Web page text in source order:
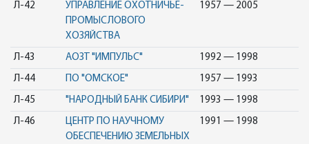
Л-42
УПРАВЛЕНИЕ ОХОТНИЧЬЕ-
ПРОМЫСЛОВОГО
ХОЗЯЙСТВА
1957 — 2005
Л-43 АОЗТ "ИМПУЛЬС" 1992 — 1998
Л-44 ПО "ОМСКОЕ" 1957 — 1993
Л-45 "НАРОДНЫЙ БАНК СИБИРИ" 1993 — 1998
Л-46
ЦЕНТР ПО НАУЧНОМУ
ОБЕСПЕЧЕНИЮ ЗЕМЕЛЬНЫХ
1991 — 1998